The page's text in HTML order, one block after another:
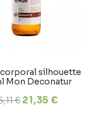
silhouette
Mon Deconatur
€ 21,35 €